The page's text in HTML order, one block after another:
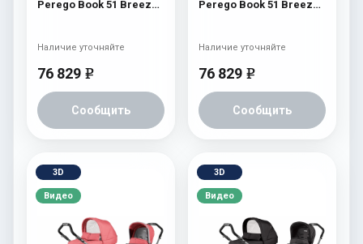
Perego Book 51 Breeze
76 829 e
Сообщить
Наличие уточняйте
Perego Book 51 Breeze
76 829 e
Сообщить
Наличие уточняйте
3D
Видео
3D
Видео